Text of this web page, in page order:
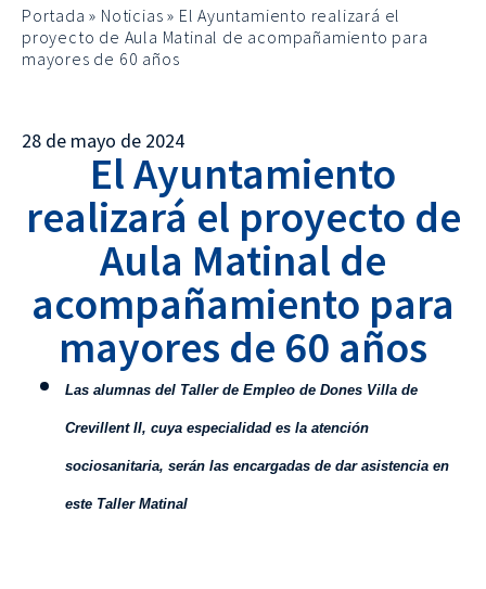
Portada » Noticias » El Ayuntamiento realizará el
proyecto de Aula Matinal de acompañamiento para
mayores de 60 años
28 de mayo de 2024
El Ayuntamiento
realizará el proyecto de
Aula Matinal de
acompañamiento para
mayores de 60 años
Las alumnas del Taller de Empleo de Dones Villa de
Crevillent II, cuya especialidad es la atención
sociosanitaria, serán las encargadas de dar asistencia en
este Taller Matinal